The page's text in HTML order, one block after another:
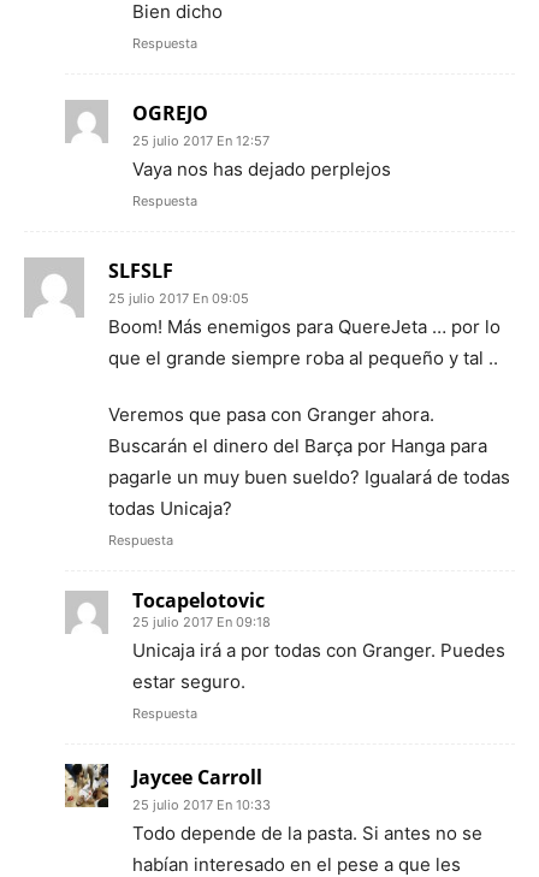
Bien dicho
Respuesta
OGREJO
25 julio 2017 En 12:57
Vaya nos has dejado perplejos
Respuesta
SLFSLF
25 julio 2017 En 09:05
Boom! Más enemigos para QuereJeta … por lo
que el grande siempre roba al pequeño y tal ..
Veremos que pasa con Granger ahora.
Buscarán el dinero del Barça por Hanga para
pagarle un muy buen sueldo? Igualará de todas
todas Unicaja?
Respuesta
Tocapelotovic
25 julio 2017 En 09:18
Unicaja irá a por todas con Granger. Puedes
estar seguro.
Respuesta
Jaycee Carroll
25 julio 2017 En 10:33
Todo depende de la pasta. Si antes no se
habían interesado en el pese a que les